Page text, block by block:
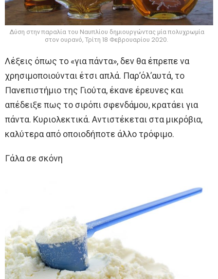
Δύση στην παραλία του Ναυπλίου δημιουργώντας μία πολυχρωμία
στον ουρανό, Τρίτη 18 Φεβρουαρίου 2020.
Λέξεις όπως το «για πάντα», δεν θα έπρεπε να
χρησιμοποιούνται έτσι απλά. Παρ’όλ’αυτά, το
Πανεπιστήμιο της Γιούτα, έκανε έρευνες και
απέδειξε πως το σιρόπι σφενδάμου, κρατάει για
πάντα. Κυριολεκτικά. Αντιστέκεται στα μικρόβια,
καλύτερα από οποιοδήποτε άλλο τρόφιμο.
Γάλα σε σκόνη